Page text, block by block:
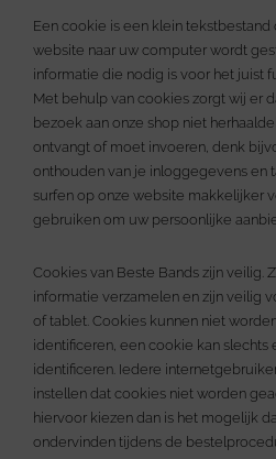
Een cookie is een klein
website naar uw computer wordt
informatie die nodig is voor het juist
Met behulp van cookies zorgt wij er
bezoek aan onze shop niet
ontvangt of moet invoeren, denk
onthouden van je inloggegevens en
surfen op onze website makkelijker
gebruiken om uw persoonlijke
Cookies van Beste Bands zijn veilig.
informatie verzamelen en zijn veilig
of tablet. Cookies kunnen niet
identificeren, een cookie kan slechts
identificeren. Iedere
instellen dat cookies niet worden
hiervoor kiezen dan is het mogelijk
ondervinden tijdens de